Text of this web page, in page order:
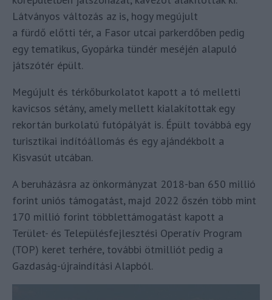
Látványos változás az is, hogy megújult
a fürdő előtti tér, a Fasor utcai parkerdőben pedig
egy tematikus, Gyopárka tündér meséjén alapuló
játszótér épült.
Megújult és térkőburkolatot kapott a tó melletti
kavicsos sétány, amely mellett kialakítottak egy
rekortán burkolatú futópályát is. Épült továbbá egy
turisztikai indítóállomás és egy ajándékbolt a
Kisvasút utcában.
A beruházásra az önkormányzat 2018-ban 650 millió
forint uniós támogatást, majd 2022 őszén több mint
170 millió forint többlettámogatást kapott a
Terület- és Településfejlesztési Operatív Program
(TOP) keret terhére, további ötmilliót pedig a
Gazdaság-újraindítási Alapból.